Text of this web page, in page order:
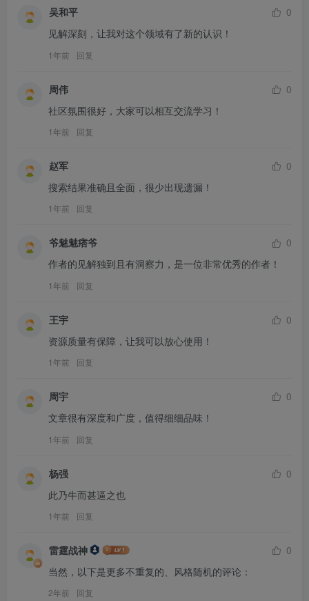
吴和平
0
见解深刻，让我对这个领域有了新的认识！
1年前 回复
周伟
0
社区氛围很好，大家可以相互交流学习！
1年前 回复
赵军
0
搜索结果准确且全面，很少出现遗漏！
1年前 回复
爷魅魅痞爷
0
作者的见解独到且有洞察力，是一位非常优秀的作者！
1年前 回复
王宇
0
资源质量有保障，让我可以放心使用！
1年前 回复
周宇
0
文章很有深度和广度，值得细细品味！
1年前 回复
杨强
0
此乃牛而甚逼之也
1年前 回复
雷霆战神
0
当然，以下是更多不重复的、风格随机的评论：
2年前 回复